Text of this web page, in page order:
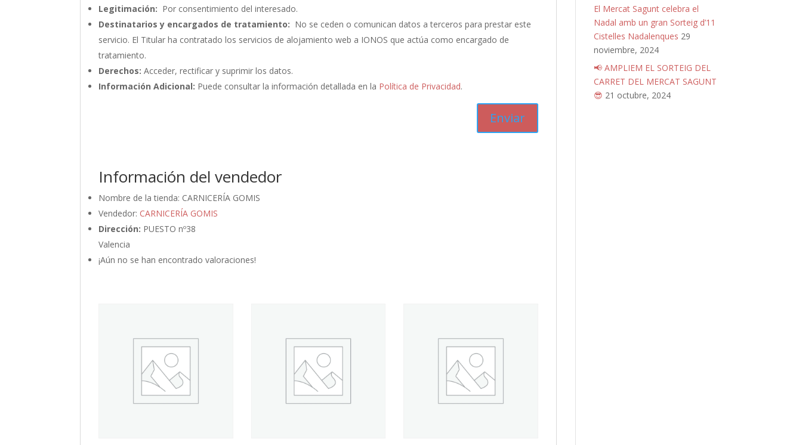
Legitimación: Por consentimiento del interesado.
Destinatarios y encargados de tratamiento: No se ceden o comunican datos a terceros para prestar este
servicio. El Titular ha contratado los servicios de alojamiento web a IONOS que actúa como encargado de
tratamiento.
Derechos: Acceder, rectificar y suprimir los datos.
Información Adicional: Puede consultar la información detallada en la Política de Privacidad.
Información del vendedor
Nombre de la tienda: CARNICERÍA GOMIS
Vendedor: CARNICERÍA GOMIS
Dirección: PUESTO nº38
Valencia
¡Aún no se han encontrado valoraciones!
El Mercat Sagunt celebra el
Nadal amb un gran Sorteig d’11
Cistelles Nadalenques 29
noviembre, 2024
📢 AMPLIEM EL SORTEIG DEL
CARRET DEL MERCAT SAGUNT
😎 21 octubre, 2024